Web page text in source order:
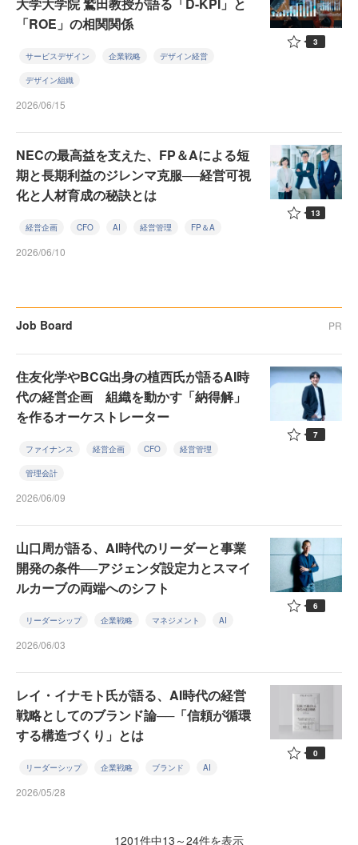
「ROE」の相関関係
サービスデザイン 企業戦略 デザイン経営
デザイン組織
2026/06/15
3
NECの最高益を支えた、FP＆Aによる短
期と長期利益のジレンマ克服──経営可視
化と人材育成の秘訣とは
経営企画 CFO AI 経営管理 FP＆A
2026/06/10
13
Job Board PR
住友化学やBCG出身の植西氏が語るAI時
代の経営企画 組織を動かす「納得解」
を作るオーケストレーター
ファイナンス 経営企画 CFO 経営管理
管理会計
2026/06/09
7
山口周が語る、AI時代のリーダーと事業
開発の条件──アジェンダ設定力とスマイ
ルカーブの両端へのシフト
リーダーシップ 企業戦略 マネジメント AI
2026/06/03
6
レイ・イナモト氏が語る、AI時代の経営
戦略としてのブランド論──「信頼が循環
する構造づくり」とは
リーダーシップ 企業戦略 ブランド AI
2026/05/28
0
1201件中13～24件を表示